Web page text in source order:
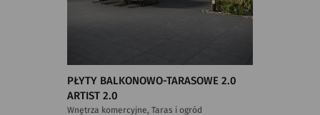
PŁYTY BALKONOWO-TARASOWE 2.0
ARTIST 2.0
Wnętrza komercyjne, Taras i ogród